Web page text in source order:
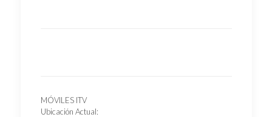
MÓVILES ITV
Ubicación Actual: